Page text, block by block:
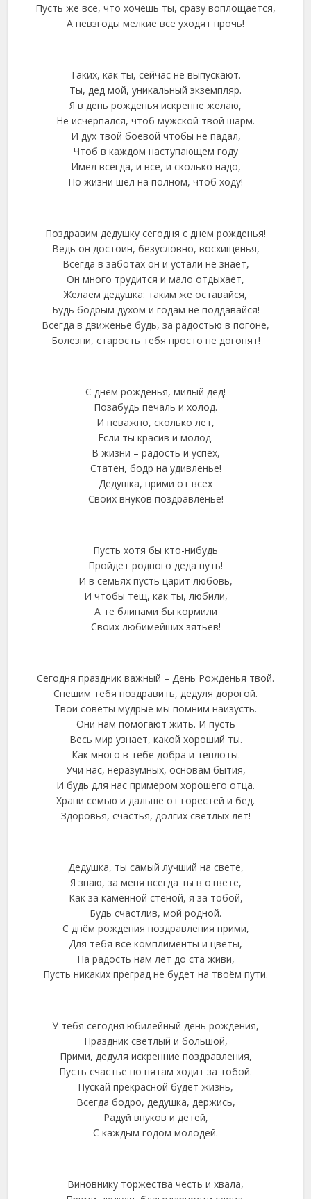
Пусть же все, что хочешь ты, сразу воплощается,
А невзгоды мелкие все уходят прочь!
Таких, как ты, сейчас не выпускают.
Ты, дед мой, уникальный экземпляр.
Я в день рожденья искренне желаю,
Не исчерпался, чтоб мужской твой шарм.
И дух твой боевой чтобы не падал,
Чтоб в каждом наступающем году
Имел всегда, и все, и сколько надо,
По жизни шел на полном, чтоб ходу!
Поздравим дедушку сегодня с днем рожденья!
Ведь он достоин, безусловно, восхищенья,
Всегда в заботах он и устали не знает,
Он много трудится и мало отдыхает,
Желаем дедушка: таким же оставайся,
Будь бодрым духом и годам не поддавайся!
Всегда в движенье будь, за радостью в погоне,
Болезни, старость тебя просто не догонят!
С днём рожденья, милый дед!
Позабудь печаль и холод.
И неважно, сколько лет,
Если ты красив и молод.
В жизни – радость и успех,
Статен, бодр на удивленье!
Дедушка, прими от всех
Своих внуков поздравленье!
Пусть хотя бы кто-нибудь
Пройдет родного деда путь!
И в семьях пусть царит любовь,
И чтобы тещ, как ты, любили,
А те блинами бы кормили
Своих любимейших зятьев!
Сегодня праздник важный – День Рожденья твой.
Спешим тебя поздравить, дедуля дорогой.
Твои советы мудрые мы помним наизусть.
Они нам помогают жить. И пусть
Весь мир узнает, какой хороший ты.
Как много в тебе добра и теплоты.
Учи нас, неразумных, основам бытия,
И будь для нас примером хорошего отца.
Храни семью и дальше от горестей и бед.
Здоровья, счастья, долгих светлых лет!
Дедушка, ты самый лучший на свете,
Я знаю, за меня всегда ты в ответе,
Как за каменной стеной, я за тобой,
Будь счастлив, мой родной.
С днём рождения поздравления прими,
Для тебя все комплименты и цветы,
На радость нам лет до ста живи,
Пусть никаких преград не будет на твоём пути.
У тебя сегодня юбилейный день рождения,
Праздник светлый и большой,
Прими, дедуля искренние поздравления,
Пусть счастье по пятам ходит за тобой.
Пускай прекрасной будет жизнь,
Всегда бодро, дедушка, держись,
Радуй внуков и детей,
С каждым годом молодей.
Виновнику торжества честь и хвала,